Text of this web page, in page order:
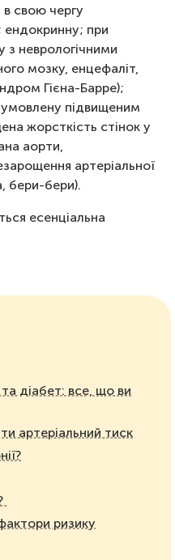
свою чергу
ендокринну; при
з неврологічними
мозку, енцефаліт,
Гієна-Барре);
підвищеним
жорсткість стінок у
аорти,
артеріальної
бери-бери).
есенціальна
та діабет: все, що ви
артеріальний тиск
ризику